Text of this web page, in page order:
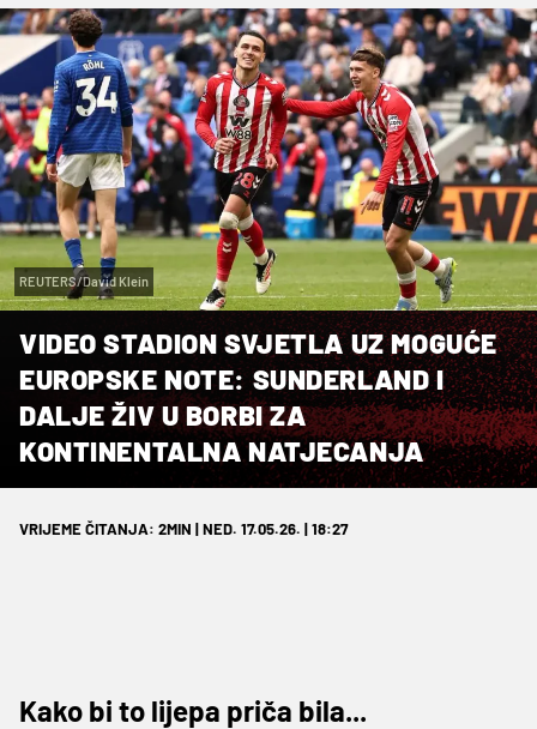
REUTERS/David Klein
VIDEO STADION SVJETLA UZ MOGUĆE
EUROPSKE NOTE: SUNDERLAND I
DALJE ŽIV U BORBI ZA
KONTINENTALNA NATJECANJA
VRIJEME ČITANJA: 2MIN | NED. 17.05.26. | 18:27
Kako bi to lijepa priča bila...